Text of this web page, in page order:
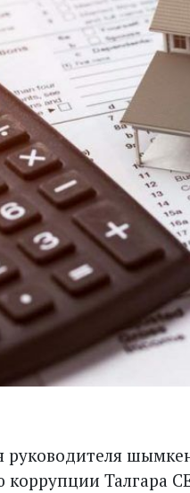
руководителя
коррупции Талгара